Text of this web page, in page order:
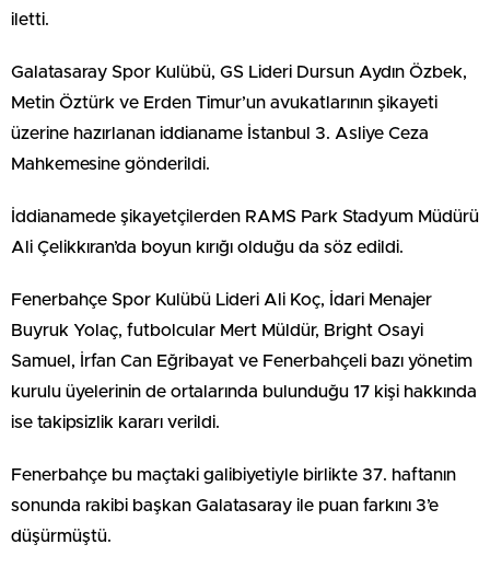
iletti.
Galatasaray Spor Kulübü, GS Lideri Dursun Aydın Özbek,
Metin Öztürk ve Erden Timur’un avukatlarının şikayeti
üzerine hazırlanan iddianame İstanbul 3. Asliye Ceza
Mahkemesine gönderildi.
İddianamede şikayetçilerden RAMS Park Stadyum Müdürü
Ali Çelikkıran’da boyun kırığı olduğu da söz edildi.
Fenerbahçe Spor Kulübü Lideri Ali Koç, İdari Menajer
Buyruk Yolaç, futbolcular Mert Müldür, Bright Osayi
Samuel, İrfan Can Eğribayat ve Fenerbahçeli bazı yönetim
kurulu üyelerinin de ortalarında bulunduğu 17 kişi hakkında
ise takipsizlik kararı verildi.
Fenerbahçe bu maçtaki galibiyetiyle birlikte 37. haftanın
sonunda rakibi başkan Galatasaray ile puan farkını 3’e
düşürmüştü.